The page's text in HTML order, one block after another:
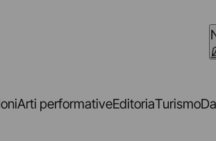
Arti performativeEditoriaTurismo